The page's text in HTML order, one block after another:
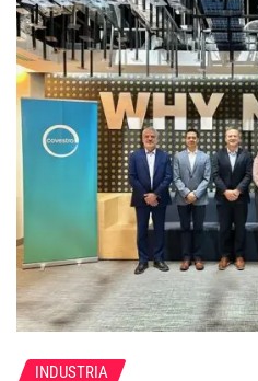
INDUSTRIA